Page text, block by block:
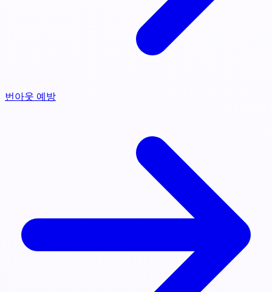
번아웃 예방